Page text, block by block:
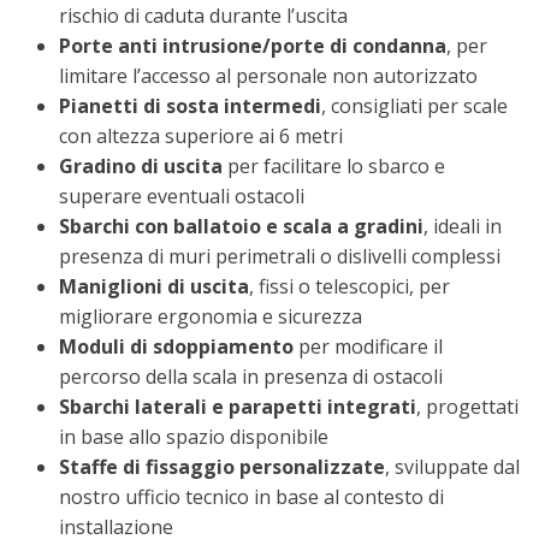
rischio di caduta durante l’uscita
Porte anti intrusione/porte di condanna, per
limitare l’accesso al personale non autorizzato
Pianetti di sosta intermedi, consigliati per scale
con altezza superiore ai 6 metri
Gradino di uscita per facilitare lo sbarco e
superare eventuali ostacoli
Sbarchi con ballatoio e scala a gradini, ideali in
presenza di muri perimetrali o dislivelli complessi
Maniglioni di uscita, fissi o telescopici, per
migliorare ergonomia e sicurezza
Moduli di sdoppiamento per modificare il
percorso della scala in presenza di ostacoli
Sbarchi laterali e parapetti integrati, progettati
in base allo spazio disponibile
Staffe di fissaggio personalizzate, sviluppate dal
nostro ufficio tecnico in base al contesto di
installazione